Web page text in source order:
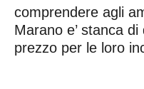
comprendere agli
Marano e’ stanca
prezzo per le loro